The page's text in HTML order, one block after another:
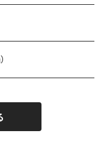
類含）＞